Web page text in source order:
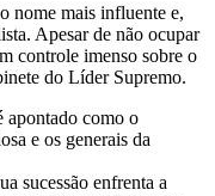
nome mais influente e,
Apesar de não ocupar
controle imenso sobre o
do Líder Supremo.
apontado como o
e os generais da
sucessão enfrenta a